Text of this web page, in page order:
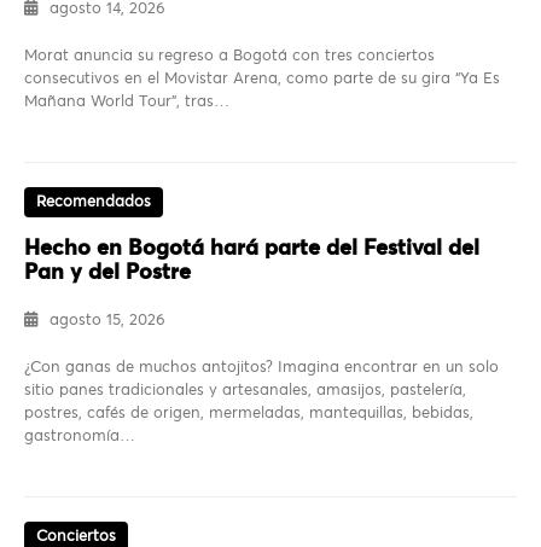
agosto 14, 2026
Morat anuncia su regreso a Bogotá con tres conciertos
consecutivos en el Movistar Arena, como parte de su gira “Ya Es
Mañana World Tour”, tras…
Recomendados
Hecho en Bogotá hará parte del Festival del
Pan y del Postre
agosto 15, 2026
¿Con ganas de muchos antojitos? Imagina encontrar en un solo
sitio panes tradicionales y artesanales, amasijos, pastelería,
postres, cafés de origen, mermeladas, mantequillas, bebidas,
gastronomía…
Conciertos